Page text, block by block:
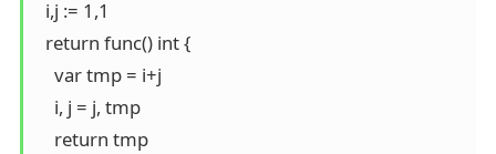
  i,j := 1,1
  return func() int {
    var tmp = i+j
    i, j = j, tmp
    return tmp